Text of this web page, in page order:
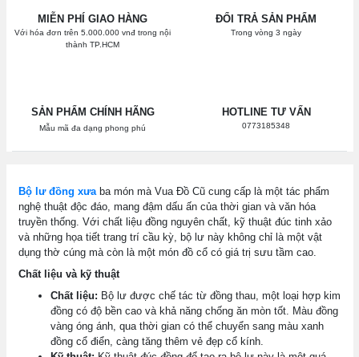
MIỄN PHÍ GIAO HÀNG
Với hóa đơn trên 5.000.000 vnđ trong nội
thành TP.HCM
ĐỔI TRẢ SẢN PHẨM
Trong vòng 3 ngày
SẢN PHẨM CHÍNH HÃNG
Mẫu mã đa dạng phong phú
HOTLINE TƯ VẤN
0773185348
Bộ lư đồng xưaba món mà Vua Đồ Cũ cung cấp là một tác phẩm
nghệ thuật độc đáo, mang đậm dấu ấn của thời gian và văn hóa
truyền thống. Với chất liệu đồng nguyên chất, kỹ thuật đúc tinh xảo
và những họa tiết trang trí cầu kỳ, bộ lư này không chỉ là một vật
dụng thờ cúng mà còn là một món đồ cổ có giá trị sưu tầm cao.
Chất liệu và kỹ thuật
Chất liệu: Bộ lư được chế tác từ đồng thau, một loại hợp kim
đồng có độ bền cao và khả năng chống ăn mòn tốt. Màu đồng
vàng óng ánh, qua thời gian có thể chuyển sang màu xanh
đồng cổ điển, càng tăng thêm vẻ đẹp cổ kính.